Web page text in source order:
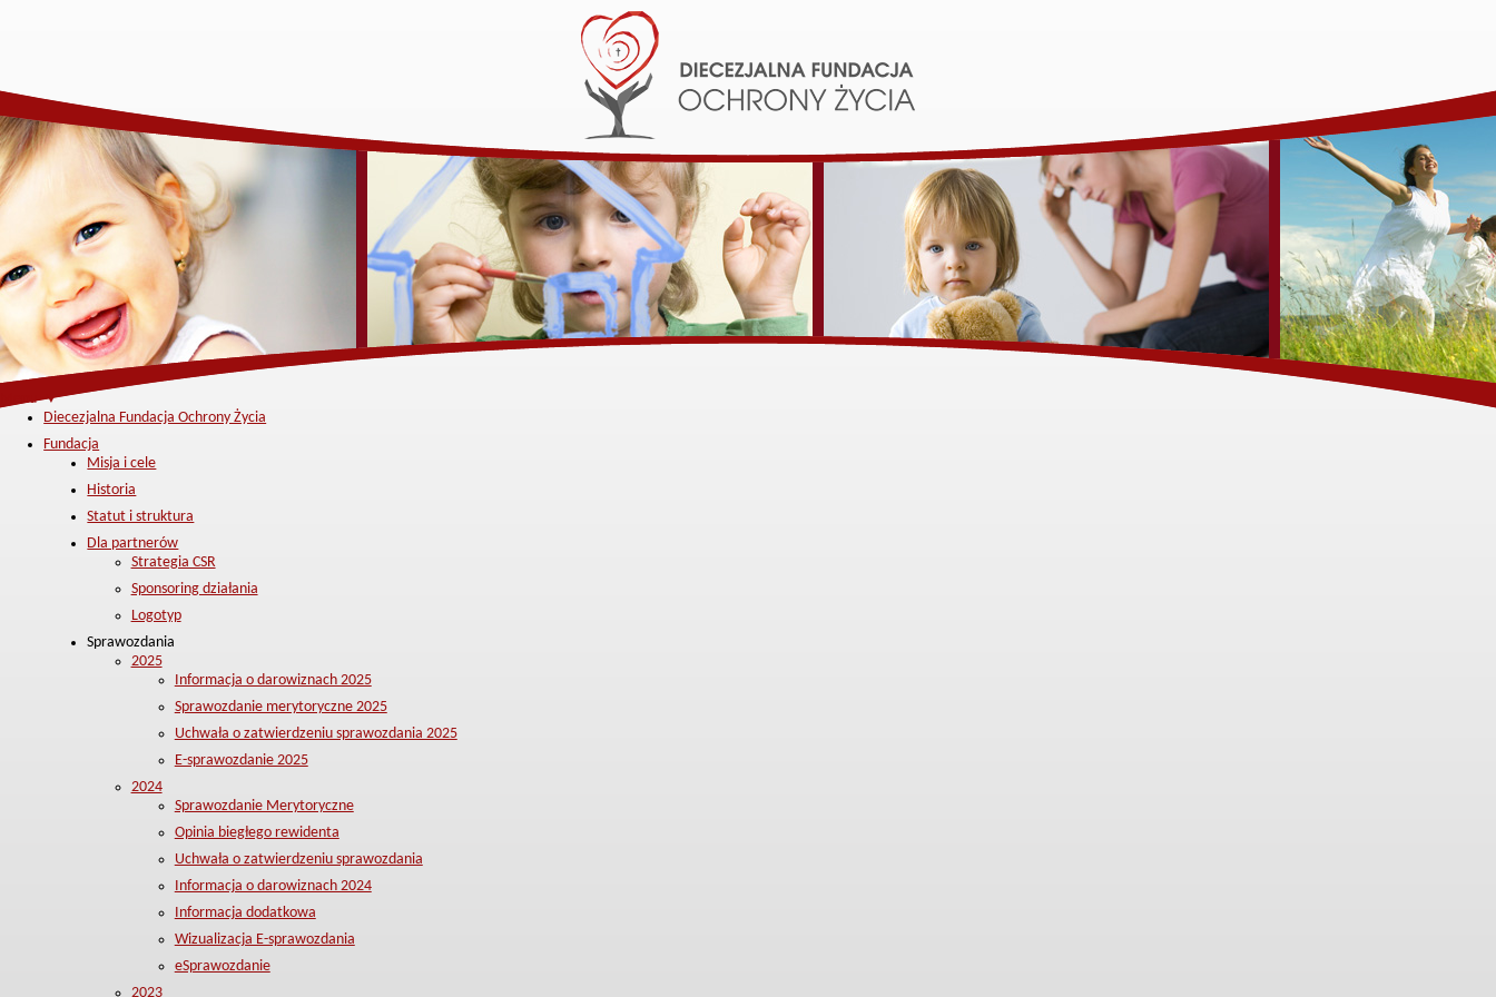
Menu ▼
Diecezjalna Fundacja Ochrony Życia
Fundacja
Misja i cele
Historia
Statut i struktura
Dla partnerów
Strategia CSR
Sponsoring działania
Logotyp
Sprawozdania
2025
Informacja o darowiznach 2025
Sprawozdanie merytoryczne 2025
Uchwała o zatwierdzeniu sprawozdania 2025
E-sprawozdanie 2025
2024
Sprawozdanie Merytoryczne
Opinia biegłego rewidenta
Uchwała o zatwierdzeniu sprawozdania
Informacja o darowiznach 2024
Informacja dodatkowa
Wizualizacja E-sprawozdania
eSprawozdanie
2023